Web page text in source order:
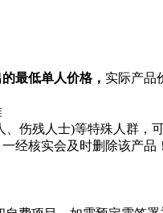
最低单人价格， 实际产品
伤残人士)等特殊人群，
经核实会及时删除该产品！